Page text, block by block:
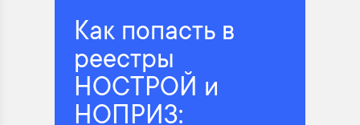
Как попасть в
реестры
НОСТРОЙ и
НОПРИЗ: